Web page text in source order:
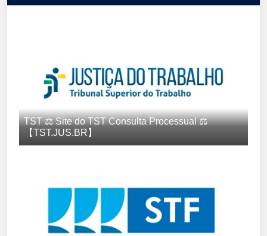
TST ⚖️ Site do TST Consulta Processual ⚖️
【TST.JUS.BR】